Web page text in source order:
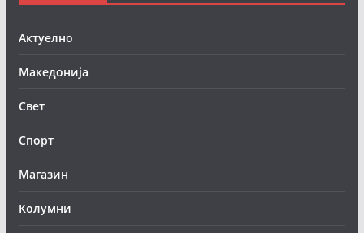
Актуелно
Македонија
Свет
Спорт
Магазин
Колумни